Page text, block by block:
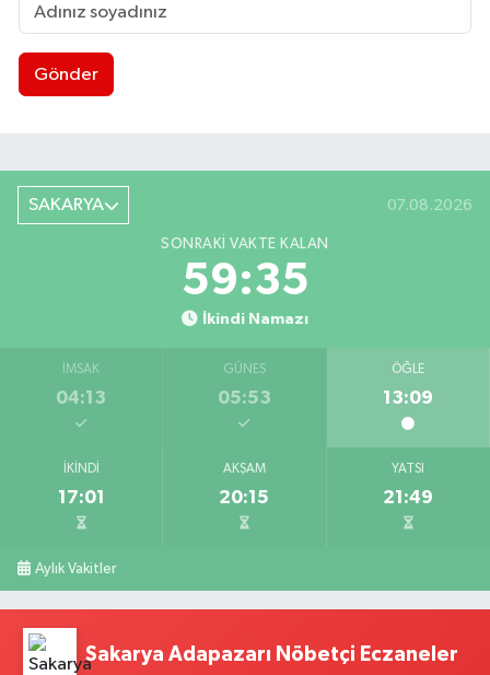
Gönder
SAKARYA 07.08.2026
SONRAKI VAKTE KALAN
59:34
İkindi Namazı
İMSAK
04:13
GÜNEŞ
05:53
ÖĞLE
13:09
İKINDI
17:01
AKŞAM
20:15
YATSI
21:49
Aylık Vakitler
Sakarya Adapazarı Nöbetçi Eczaneler